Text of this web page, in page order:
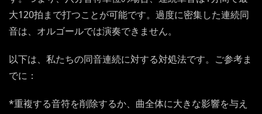
大120拍まで打つことが可能です。過度に密集した連続同
音は、オルゴールでは演奏できません。
以下は、私たちの同音連続に対する対処法です。ご参考ま
でに：
*重複する音符を削除するか、曲全体に大きな影響を与え